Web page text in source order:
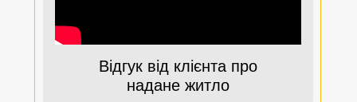
Відгук від клієнта про
надане житло